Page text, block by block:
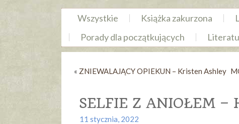
Wszystkie Książka zakurzona
Porady dla początkujących
« ZNIEWALAJĄCY OPIEKUN – Kristen Ashley
SELFIE Z ANIOŁEM –
11 stycznia, 2022